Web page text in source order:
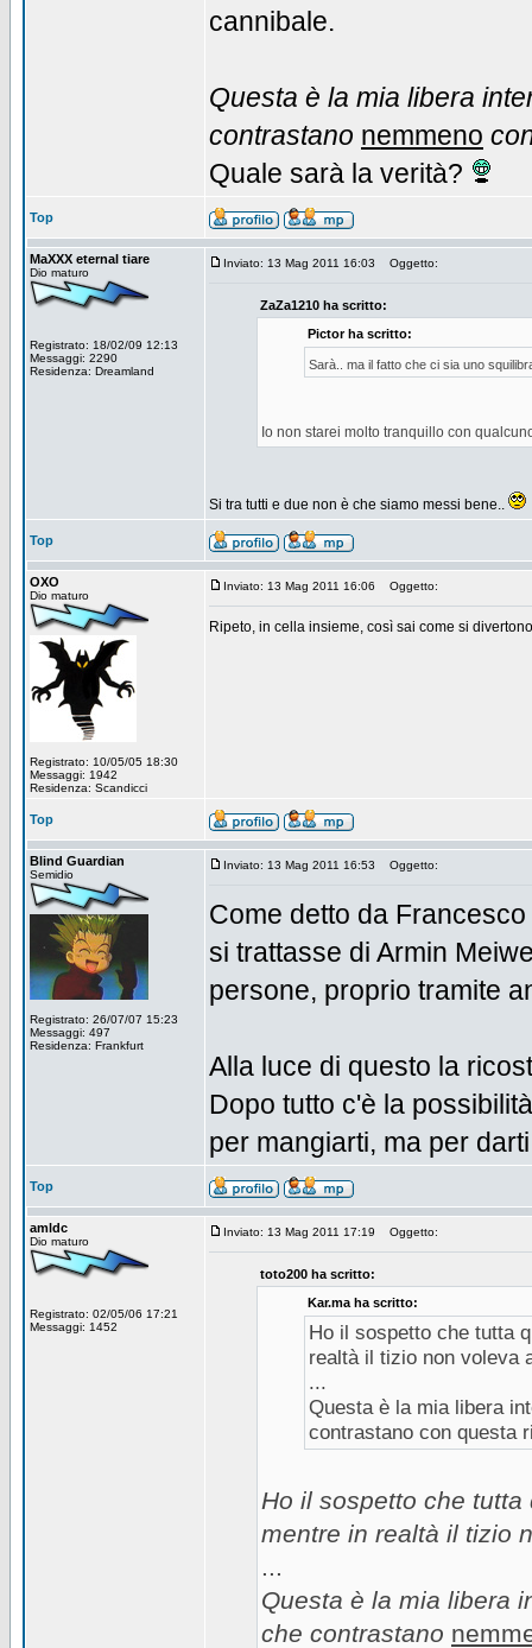
cannibale.
Questa è la mia libera
contrastano nemmeno
Quale sarà la verità?
Top
MaXXX eternal tiare
Dio maturo
Registrato: 18/02/09 12:13
Messaggi: 2290
Residenza: Dreamland
Inviato: 13 Mag 2011 16:03 Oggetto:
ZaZa1210 ha scritto:
Pictor ha scritto:
Sarà.. ma il fatto che ci sia uno
Io non starei molto tranquillo con
Si tra tutti e due non è che siamo messi bene..
Top
OXO
Dio maturo
Registrato: 10/05/05 18:30
Messaggi: 1942
Residenza: Scandicci
Inviato: 13 Mag 2011 16:06 Oggetto:
Ripeto, in cella insieme, così sai come si
Top
Blind Guardian
Semidio
Registrato: 26/07/07 15:23
Messaggi: 497
Residenza: Frankfurt
Inviato: 13 Mag 2011 16:53 Oggetto:
Come detto da
si trattasse di Armin
persone, proprio tramite
Alla luce di questo la
Dopo tutto c'è la
per mangiarti, ma per
Top
amldc
Dio maturo
Registrato: 02/05/06 17:21
Messaggi: 1452
Inviato: 13 Mag 2011 17:19 Oggetto:
toto200 ha scritto:
Kar.ma ha scritto:
Ho il sospetto che tutta
realtà il tizio non voleva
...
Questa è la mia libera
contrastano con questa
Ho il sospetto che
mentre in realtà il tizio
...
Questa è la mia libera
che contrastano